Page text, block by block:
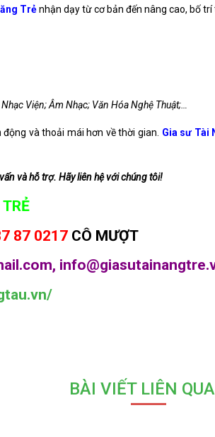
Trẻnhận dạy từ cơ bản đến nâng cao, bố
Viện; Âm Nhạc; Văn Hóa Nghệ Thuật;…
và thoải mái hơn về thời gian. Gia sư Tài
và hỗ trợ. Hãy liên hệ với chúng tôi!
87 0217 CÔ MƯỢT
BÀI VIẾT LIÊN